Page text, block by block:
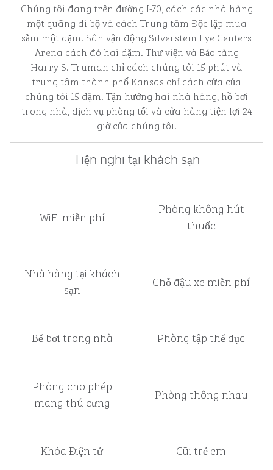
Chúng tôi đang trên đường I-70, cách các nhà hàng
một quãng đi bộ và cách Trung tâm Độc lập mua
sắm một dặm. Sân vận động Silverstein Eye Centers
Arena cách đó hai dặm. Thư viện và Bảo tàng
Harry S. Truman chỉ cách chúng tôi 15 phút và
trung tâm thành phố Kansas chỉ cách cửa của
chúng tôi 15 dặm. Tận hưởng hai nhà hàng, hồ bơi
trong nhà, dịch vụ phòng tối và cửa hàng tiện lợi 24
giờ của chúng tôi.
Tiện nghi tại khách sạn
WiFi miễn phí
Phòng không hút
thuốc
Nhà hàng tại khách
sạn
Chỗ đậu xe miễn phí
Bể bơi trong nhà Phòng tập thể dục
Phòng cho phép
mang thú cưng
Phòng thông nhau
Khóa Điện tử Cũi trẻ em